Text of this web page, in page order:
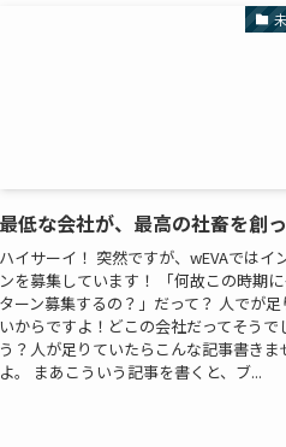
最低な会社が、最高の社畜を創
ハイサーイ！ 突然ですが、wEVAではイ
ンを募集しています！ 「何故この時期
ターン募集するの？」だって？ 人でが足
いからですよ！どこの会社だってそうで
う？人が足りていたらこんな記事書きま
よ。 まあこういう記事を書くと、ブ...